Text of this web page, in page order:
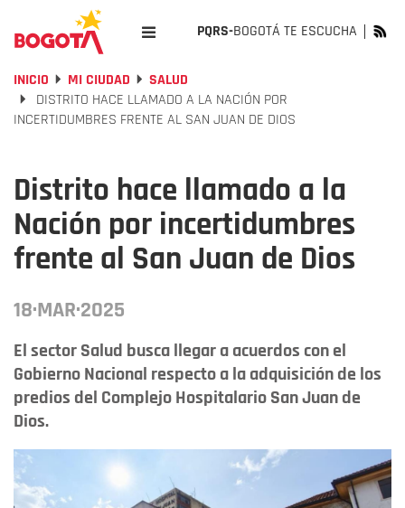
PQRS-BOGOTÁ TE ESCUCHA
INICIO MI CIUDAD
SALUD
DISTRITO HACE LLAMADO A LA NACIÓN POR
INCERTIDUMBRES FRENTE AL SAN JUAN DE DIOS
Distrito hace llamado a la
Nación por incertidumbres
frente al San Juan de Dios
18·MAR·2025
El sector Salud busca llegar a acuerdos con el
Gobierno Nacional respecto a la adquisición de los
predios del Complejo Hospitalario San Juan de
Dios.